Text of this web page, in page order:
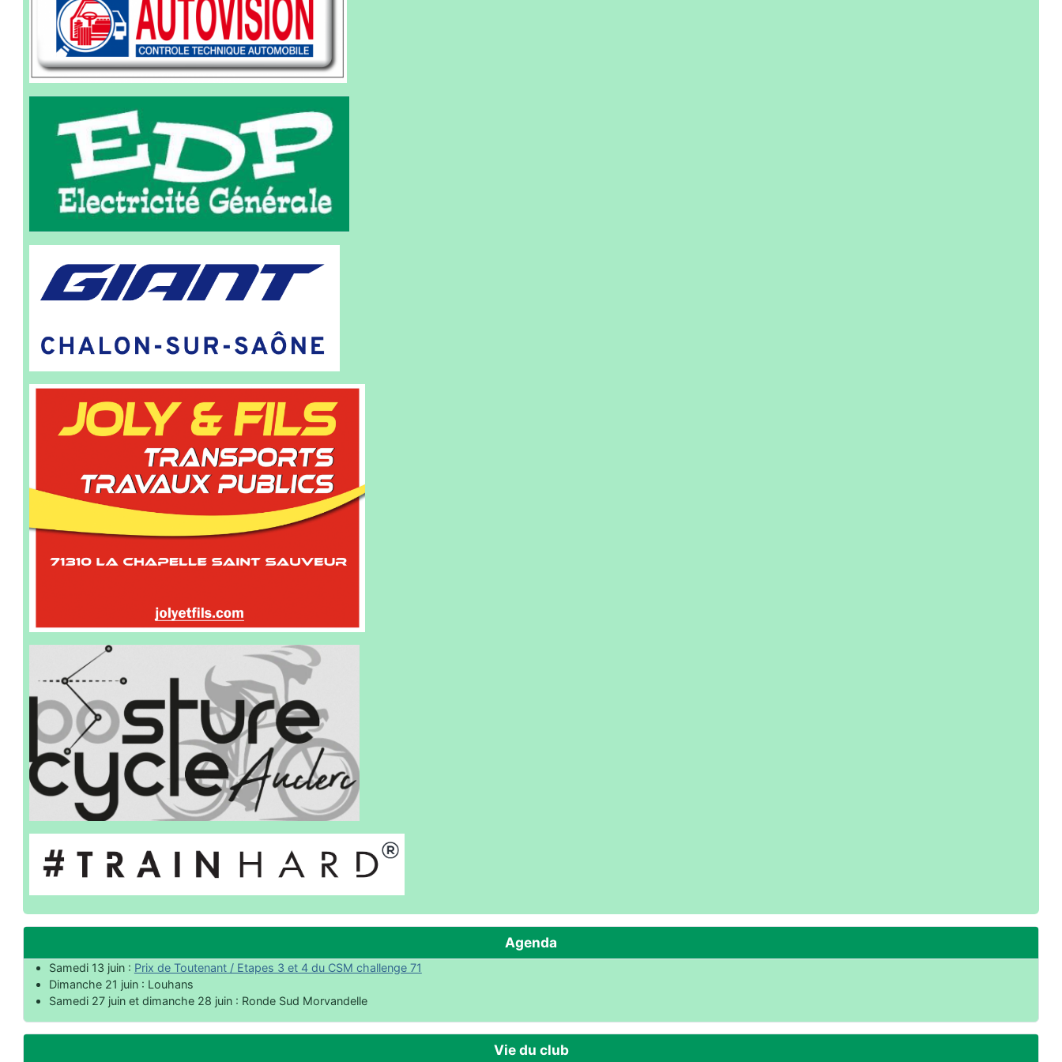
Agenda
Samedi 13 juin : Prix de Toutenant / Etapes 3 et 4 du CSM challenge 71
Dimanche 21 juin : Louhans
Samedi 27 juin et dimanche 28 juin : Ronde Sud Morvandelle
Vie du club